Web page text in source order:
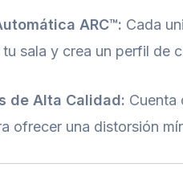
ARC™: Cada
sala y crea un perfil de
de Alta Calidad: Cuenta
ofrecer una distorsión